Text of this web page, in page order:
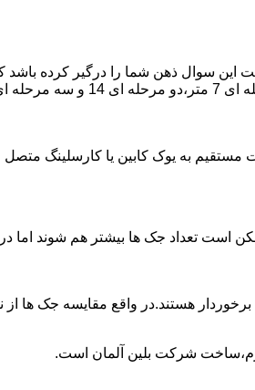
سوال ذهن شما را درگیر کرده باشد
به یوک کابین یا کارسلینگ
است تعداد جک ها بیشتر هم شوند اما
برخوردار هستند.در واقع مقایسه جک ها
شرکت بلین آلمان است.